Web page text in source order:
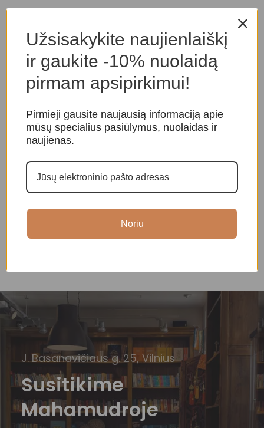
Panašios prekės
Žvakidės
Kristalai ir mineralai
J. Basanavičiaus g. 25, Vilnius
Susitikime
Mahamudroje
Užsisakykite naujienlaiškį
ir gaukite -10% nuolaidą
pirmam apsipirkimui!
Pirmieji gausite naujausią informaciją apie
mūsų specialius pasiūlymus, nuolaidas ir
naujienas.
Noriu